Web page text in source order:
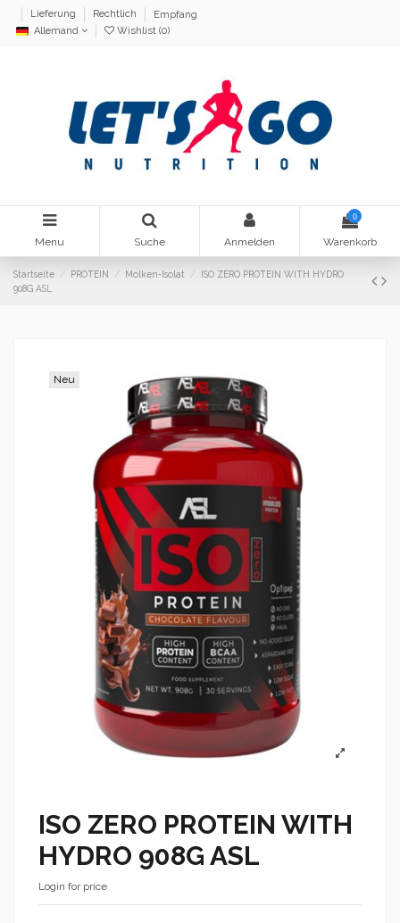
Lieferung Rechtlich
Empfang
Allemand
Wishlist (0)
Menu Suche Anmelden
0
Warenkorb
Startseite PROTEIN Molken-Isolat
ISO ZERO PROTEIN WITH HYDRO
908G ASL
Neu
ISO ZERO PROTEIN WITH
HYDRO 908G ASL
Login for price